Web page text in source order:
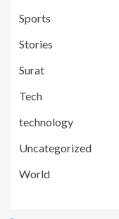
Sports
Stories
Surat
Tech
technology
Uncategorized
World